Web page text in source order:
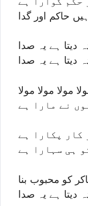
حاکم اور گدا
دیتا ہے یہ صدا
دیتا ہے یہ صدا
مولا مولا مولا
نے مارا ہے
کار پکارا ہے
ہی سہارا ہے
کو محبوب بنا
دیتا ہے یہ صدا